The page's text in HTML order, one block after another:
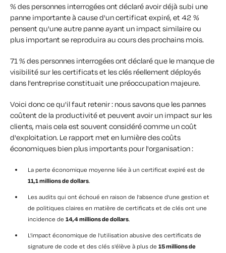
% des personnes interrogées ont déclaré avoir déjà subi une
panne importante à cause d'un certificat expiré, et 42 %
pensent qu'une autre panne ayant un impact similaire ou
plus important se reproduira au cours des prochains mois.
71 % des personnes interrogées ont déclaré que le manque de
visibilité sur les certificats et les clés réellement déployés
dans l'entreprise constituait une préoccupation majeure.
Voici donc ce qu'il faut retenir : nous savons que les pannes
coûtent de la productivité et peuvent avoir un impact sur les
clients, mais cela est souvent considéré comme un coût
d'exploitation. Le rapport met en lumière des coûts
économiques bien plus importants pour l'organisation :
La perte économique moyenne liée à un certificat expiré est de
11,1 millions de dollars.
Les audits qui ont échoué en raison de l'absence d'une gestion et
de politiques claires en matière de certificats et de clés ont une
incidence de 14,4 millions de dollars.
L'impact économique de l'utilisation abusive des certificats de
signature de code et des clés s'élève à plus de 15 millions de